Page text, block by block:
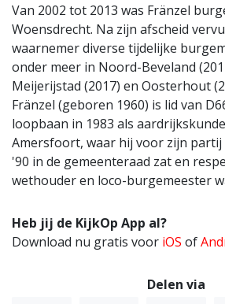
Van 2002 tot 2013 was Fränzel
Woensdrecht. Na zijn afscheid
waarnemer diverse tijdelijke
onder meer in Noord-Beveland
Meijerijstad (2017) en Oosterhout
Fränzel (geboren 1960) is lid van
loopbaan in 1983 als
Amersfoort, waar hij voor zijn partij
'90 in de gemeenteraad zat en
wethouder en loco-burgemeester
Heb jij de KijkOp App al?
Download nu gratis voor iOS of
Delen via